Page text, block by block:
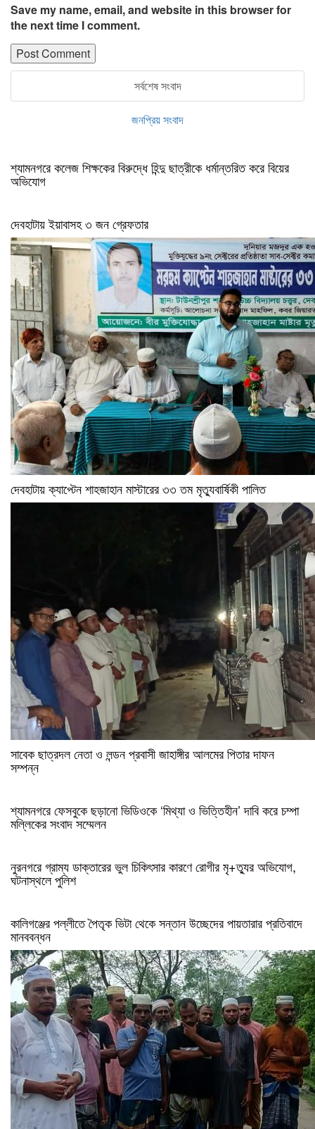
Save my name, email, and website in this browser for
the next time I comment.
সর্বশেষ সংবাদ
জনপ্রিয় সংবাদ
শ্যামনগরে কলেজ শিক্ষকের বিরুদ্ধে হিন্দু ছাত্রীকে ধর্মান্তরিত করে বিয়ের
অভিযোগ
দেবহাটায় ইয়াবাসহ ৩ জন গ্রেফতার
দেবহাটায় ক্যাপ্টেন শাহজাহান মাস্টারের ৩৩ তম মৃত্যুবার্ষিকী পালিত
সাবেক ছাত্রদল নেতা ও লন্ডন প্রবাসী জাহাঙ্গীর আলমের পিতার দাফন
সম্পন্ন
শ্যামনগরে ফেসবুকে ছড়ানো ভিডিওকে ‘মিথ্যা ও ভিত্তিহীন’ দাবি করে চম্পা
মল্লিকের সংবাদ সম্মেলন
নুরনগরে গ্রাম্য ডাক্তারের ভুল চিকিৎসার কারণে রোগীর মৃ+ত্যুর অভিযোগ,
ঘটনাস্থলে পুলিশ
কালিগঞ্জের পল্লীতে পৈতৃক ভিটা থেকে সন্তান উচ্ছেদের পায়তারার প্রতিবাদে
মানববন্ধন